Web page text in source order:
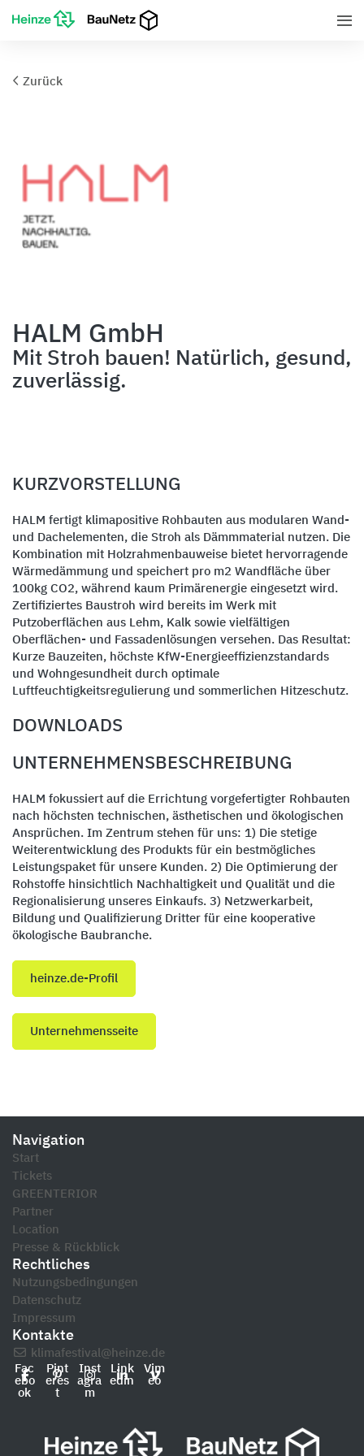
Zurück
HALM GmbH
Mit Stroh bauen! Natürlich, gesund,
zuverlässig.
KURZVORSTELLUNG
HALM fertigt klimapositive Rohbauten aus modularen Wand-
und Dachelementen, die Stroh als Dämmmaterial nutzen. Die
Kombination mit Holzrahmenbauweise bietet hervorragende
Wärmedämmung und speichert pro m2 Wandfläche über
100kg CO2, während kaum Primärenergie eingesetzt wird.
Zertifiziertes Baustroh wird bereits im Werk mit
Putzoberflächen aus Lehm, Kalk sowie vielfältigen
Oberflächen- und Fassadenlösungen versehen. Das Resultat:
Kurze Bauzeiten, höchste KfW-Energieeffizienzstandards
und Wohngesundheit durch optimale
Luftfeuchtigkeitsregulierung und sommerlichen Hitzeschutz.
DOWNLOADS
UNTERNEHMENSBESCHREIBUNG
HALM fokussiert auf die Errichtung vorgefertigter Rohbauten
nach höchsten technischen, ästhetischen und ökologischen
Ansprüchen. Im Zentrum stehen für uns: 1) Die stetige
Weiterentwicklung des Produkts für ein bestmögliches
Leistungspaket für unsere Kunden. 2) Die Optimierung der
Rohstoffe hinsichtlich Nachhaltigkeit und Qualität und die
Regionalisierung unseres Einkaufs. 3) Netzwerkarbeit,
Bildung und Qualifizierung Dritter für eine kooperative
ökologische Baubranche.
heinze.de-Profil
Unternehmensseite
Navigation
Start
Tickets
GREENTERIOR
Partner
Location
Presse & Rückblick
Rechtliches
Nutzungsbedingungen
Datenschutz
Impressum
Kontakte
klimafestival@heinze.de
Fac
ebo
ok
Pint
eres
t
Inst
agra
m
Link
edin
Vim
eo